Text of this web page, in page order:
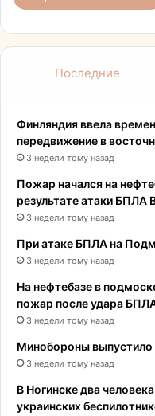
Последние
Финляндия ввела
передвижение в
3 недели тому назад
Пожар начался на
результате атаки БПЛА
3 недели тому назад
При атаке БПЛА на
3 недели тому назад
На нефтебазе в
пожар после удара
3 недели тому назад
Минобороны выпустило
3 недели тому назад
В Ногинске два
украинских